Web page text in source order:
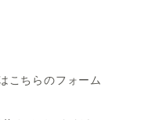
こちらのフォーム